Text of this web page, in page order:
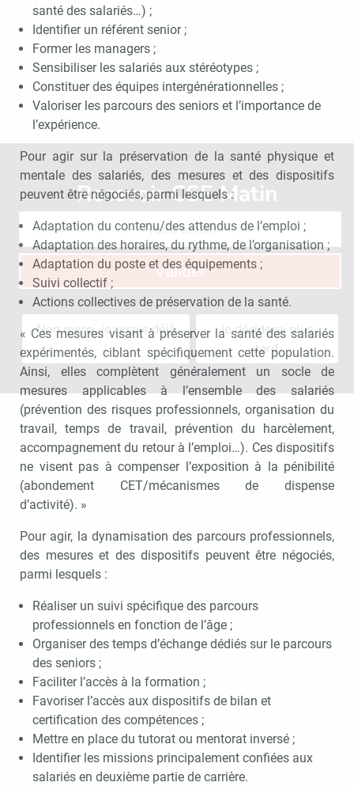
santé des salariés…) ;
Identifier un référent senior ;
Former les managers ;
Sensibiliser les salariés aux stéréotypes ;
Constituer des équipes intergénérationnelles ;
Valoriser les parcours des seniors et l’importance de
l’expérience.
Pour agir sur la préservation de la santé physique et
mentale des salariés, des mesures et des dispositifs
peuvent être négociés, parmi lesquels :
Adaptation du contenu/des attendus de l’emploi ;
Adaptation des horaires, du rythme, de l’organisation ;
Adaptation du poste et des équipements ;
Suivi collectif ;
Actions collectives de préservation de la santé.
« Ces mesures visant à préserver la santé des salariés
expérimentés, ciblant spécifiquement cette population.
Ainsi, elles complètent généralement un socle de
mesures applicables à l’ensemble des salariés
(prévention des risques professionnels, organisation du
travail, temps de travail, prévention du harcèlement,
accompagnement du retour à l’emploi…). Ces dispositifs
ne visent pas à compenser l’exposition à la pénibilité
(abondement CET/mécanismes de dispense
d’activité). »
Pour agir, la dynamisation des parcours professionnels,
des mesures et des dispositifs peuvent être négociés,
parmi lesquels :
Réaliser un suivi spécifique des parcours
professionnels en fonction de l’âge ;
Organiser des temps d’échange dédiés sur le parcours
des seniors ;
Faciliter l’accès à la formation ;
Favoriser l’accès aux dispositifs de bilan et
certification des compétences ;
Mettre en place du tutorat ou mentorat inversé ;
Identifier les missions principalement confiées aux
salariés en deuxième partie de carrière.
Recevoir CSE Matin
Valider
Non merci, je reçois déjà
!
Je déciderai plus
tard